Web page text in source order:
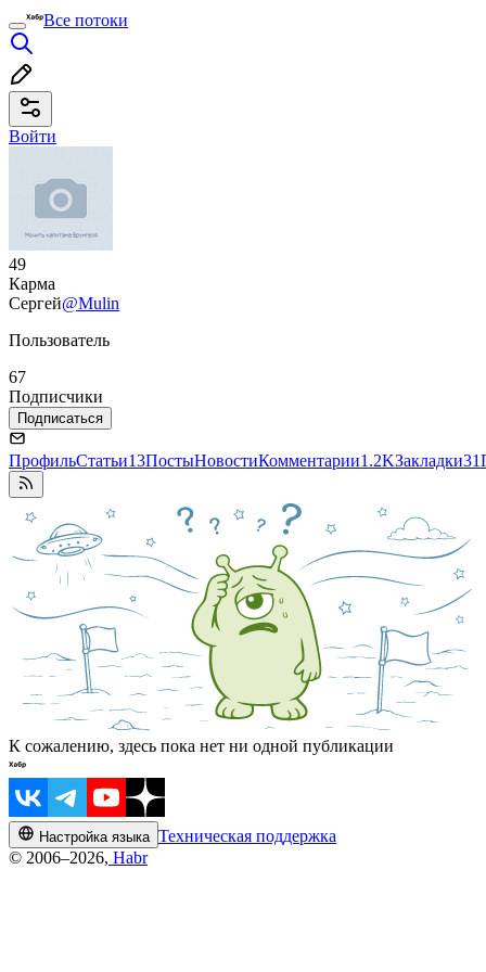
Все потоки
Войти
49
Карма
Сергей@Mulin
Пользователь
67
Подписчики
Подписаться
ПрофильСтатьи13ПостыНовостиКомментарии1.2KЗакладки31
К сожалению, здесь пока нет ни одной публикации
Настройка языка Техническая поддержка
© 2006–2026, Habr